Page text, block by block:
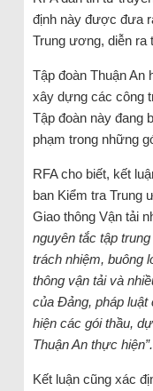
định này được đưa
Trung ương, diễn ra
Tập đoàn Thuận An
xây dựng các công
Tập đoàn này đang
phạm trong những
RFA cho biết, kết
ban Kiểm tra Trung
Giao thông Vận tải
nguyên tắc tập
trách nhiệm, buông
thông vận tải và
của Đảng, pháp
hiện các gói thầu,
Thuận An thực hiện”.
Kết luận cũng xác